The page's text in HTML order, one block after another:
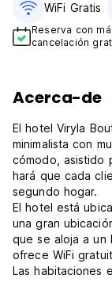
WiFi Gratis
Reserva con
cancelación
Acerca-de
El hotel Viryla
minimalista con
cómodo, asistido
hará que cada
segundo hogar.
El hotel está
una gran
que se aloja a un
ofrece WiFi
Las habitaciones